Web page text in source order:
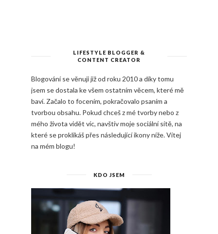
LIFESTYLE BLOGGER &
CONTENT CREATOR
Blogování se věnuji již od roku 2010 a díky tomu
jsem se dostala ke všem ostatním věcem, které mě
baví. Začalo to focením, pokračovalo psaním a
tvorbou obsahu. Pokud chceš z mé tvorby nebo z
mého života vidět víc, navštiv moje sociální sítě, na
které se proklikáš přes následující ikony níže. Vítej
na mém blogu!
KDO JSEM